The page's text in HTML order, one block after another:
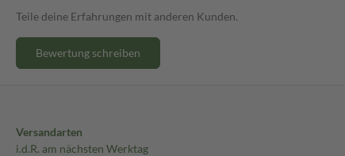
Teile deine Erfahrungen mit anderen Kunden.
Bewertung schreiben
Versandarten
i.d.R. am nächsten Werktag